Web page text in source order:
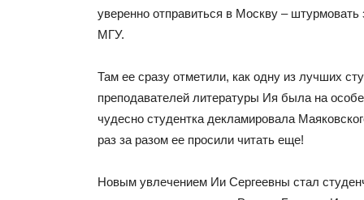
уверенно отправиться в Москву –
МГУ.
Там ее сразу отметили, как одну из лучших
преподавателей литературы Ия была на
чудесно студентка декламировала
раз за разом ее просили читать еще!
Новым увлечением Ии Сергеевны стал